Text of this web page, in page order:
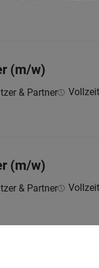
(m/w)
& Partner Vollzeit
(m/w)
& Partner Vollzeit